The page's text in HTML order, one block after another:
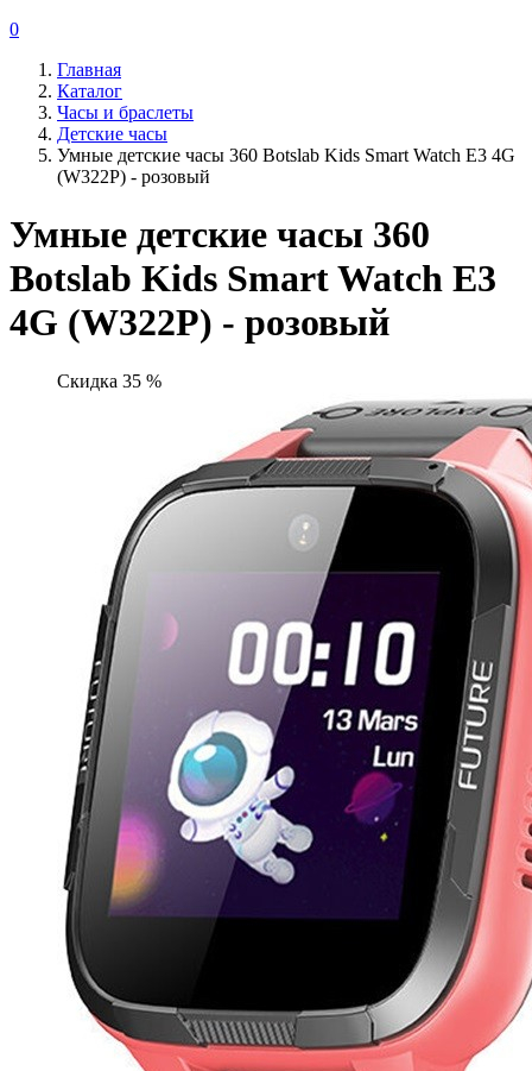
0
Главная
Каталог
Часы и браслеты
Детские часы
Умные детские часы 360 Botslab Kids Smart Watch E3 4G
(W322P) - розовый
Умные детские часы 360
Botslab Kids Smart Watch E3
4G (W322P) - розовый
Скидка 35 %